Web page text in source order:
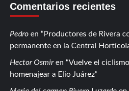
Comentarios recientes
Pedro en
Productores de Rivera
permanente en la Central
Hector Osmiren
Vuelve el
homenajear a Elio Juárez